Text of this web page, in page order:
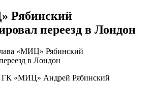
Рябинский
переезд в Лондон
«МИЦ» Рябинский
в Лондон